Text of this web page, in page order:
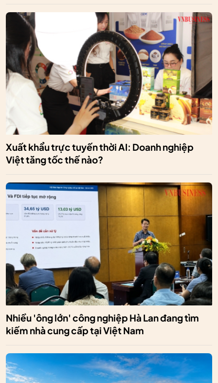
Xuất khẩu trực tuyến thời AI: Doanh nghiệp
Việt tăng tốc thế nào?
Nhiều 'ông lớn' công nghiệp Hà Lan đang tìm
kiếm nhà cung cấp tại Việt Nam